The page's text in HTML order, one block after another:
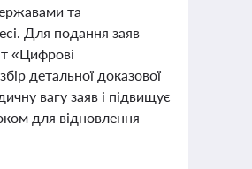
та
Для подання заяв
«Цифрові
детальної доказової
вагу заяв і підвищує
для відновлення